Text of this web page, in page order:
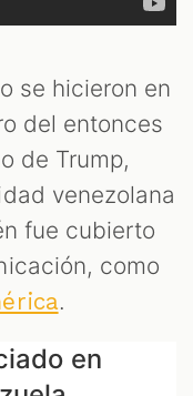
se hicieron en
del entonces
de Trump,
venezolana
fue cubierto
como
.
en